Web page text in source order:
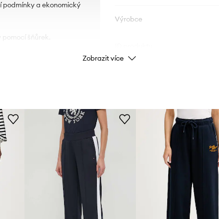
podmínky a ekonomický
šňůrek.
Výrobce
Zobrazit více